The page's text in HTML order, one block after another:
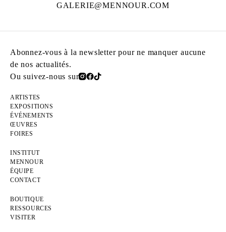
GALERIE@MENNOUR.COM
Abonnez-vous à la newsletter pour ne manquer aucune
de nos actualités.
Ou suivez-nous sur
ARTISTES
EXPOSITIONS
ÉVÉNEMENTS
ŒUVRES
FOIRES
INSTITUT
MENNOUR
ÉQUIPE
CONTACT
BOUTIQUE
RESSOURCES
VISITER